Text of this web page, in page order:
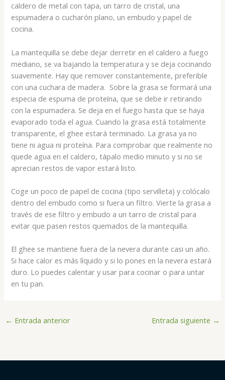
caldero de metal con tapa, un tarro de cristal, una
espumadera o cucharón plano, un embudo y papel de
cocina.
La mantequilla se debe dejar derretir en el caldero a fuego
mediano, se va bajando la temperatura y se deja cocinando
suavemente. Hay que remover constantemente, preferible
con una cuchara de madera. Sobre la grasa se formará una
especia de espuma de proteína, que se debe ir retirando
con la espumadera. Se deja en el fuego hasta que se haya
evaporado toda el agua. Cuando la grasa está totalmente
transparente, el ghee estará terminado. La grasa ya no
tiene ni agua ni proteína. Para comprobar que realmente no
quede agua en el caldero, tápalo medio minuto y si no se
aprecian restos de vapor estará listo.
Coge un poco de papel de cocina (tipo servilleta) y colócalo
dentro del embudo como si fuera un filtro. Vierte la grasa a
través de ese filtro y embudo a un tarro de cristal para
evitar que pasen restos quemados de la mantequilla.
El ghee se mantiene fuera de la nevera durante casi un año.
Si hace calor es más líquido y si lo pones en la nevera estará
duro. Lo puedes calentar y usar para cocinar o para untar
en tu pan.
← Entrada anterior Entrada siguiente →